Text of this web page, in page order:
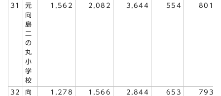
31
元
向
島
二
の
丸
小
学
校
1,562 2,082 3,644 554 801
32
向
1,278 1,566 2,844 653 793